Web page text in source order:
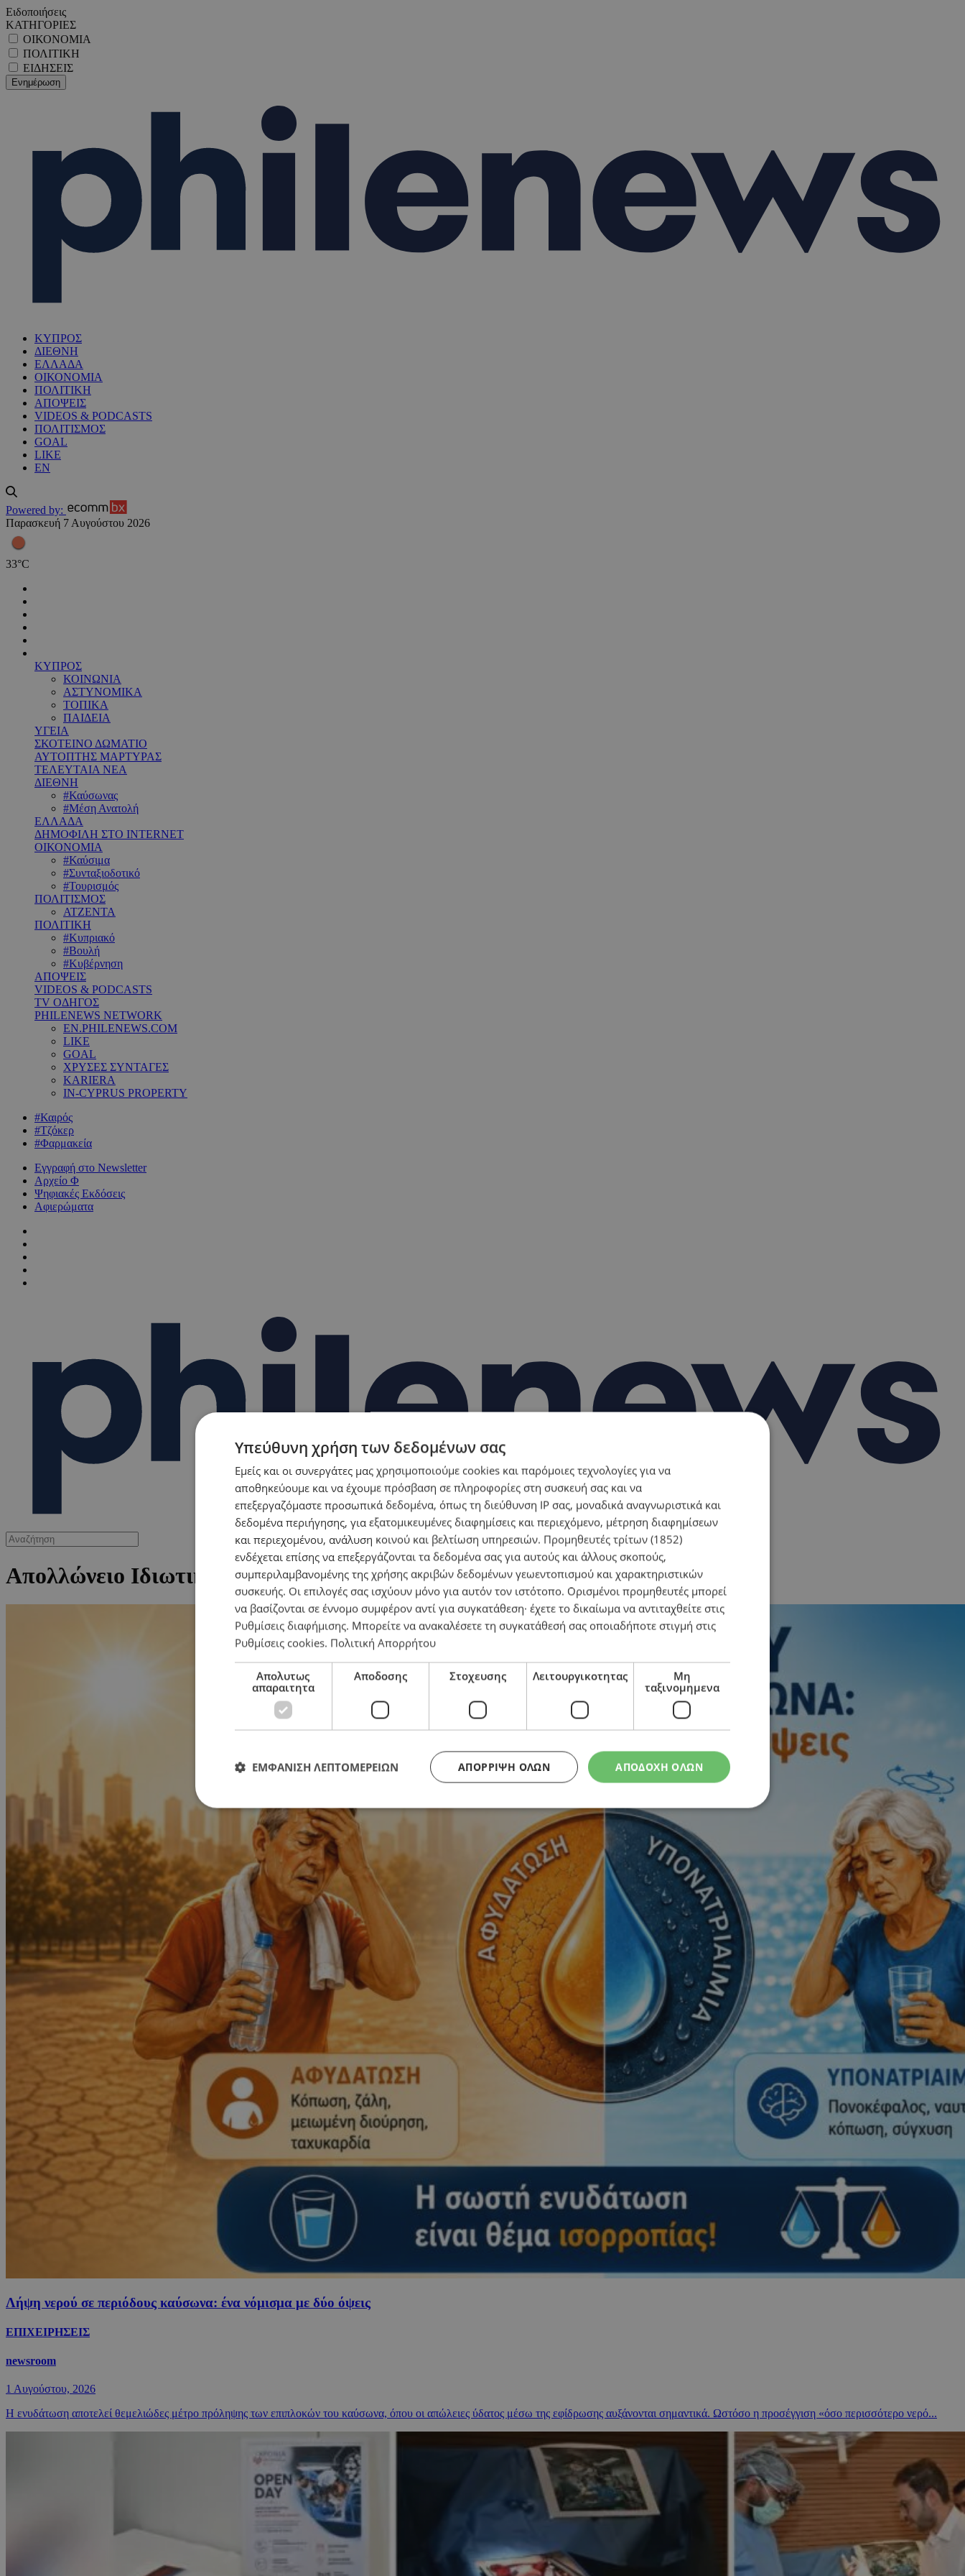
Ειδοποιήσεις
ΚΑΤΗΓΟΡΙΕΣ
ΟΙΚΟΝΟΜΙΑ
ΠΟΛΙΤΙΚΗ
ΕΙΔΗΣΕΙΣ
ΚΥΠΡΟΣ
ΔΙΕΘΝΗ
ΕΛΛΑΔΑ
ΟΙΚΟΝΟΜΙΑ
ΠΟΛΙΤΙΚΗ
ΑΠΟΨΕΙΣ
VIDEOS & PODCASTS
ΠΟΛΙΤΙΣΜΟΣ
GOAL
LIKE
EN
Powered by:
Παρασκευή 7 Αυγούστου 2026
33°C
ΚΥΠΡΟΣ
ΚΟΙΝΩΝΙΑ
ΑΣΤΥΝΟΜΙΚΑ
ΤΟΠΙΚΑ
ΠΑΙΔΕΙΑ
ΥΓΕΙΑ
ΣΚΟΤΕΙΝΟ ΔΩΜΑΤΙΟ
ΑΥΤΟΠΤΗΣ ΜΑΡΤΥΡΑΣ
ΤΕΛΕΥΤΑΙΑ ΝΕΑ
ΔΙΕΘΝΗ
#Καύσωνας
#Μέση Ανατολή
ΕΛΛΑΔΑ
ΔΗΜΟΦΙΛΗ ΣΤΟ INTERNET
ΟΙΚΟΝΟΜΙΑ
#Καύσιμα
#Συνταξιοδοτικό
#Τουρισμός
ΠΟΛΙΤΙΣΜΟΣ
ΑΤΖΕΝΤΑ
ΠΟΛΙΤΙΚΗ
#Κυπριακό
#Βουλή
#Κυβέρνηση
ΑΠΟΨΕΙΣ
VIDEOS & PODCASTS
TV ΟΔΗΓΟΣ
PHILENEWS NETWORK
EN.PHILENEWS.COM
LIKE
GOAL
ΧΡΥΣΕΣ ΣΥΝΤΑΓΕΣ
KARIERA
IN-CYPRUS PROPERTY
#Καιρός
#Τζόκερ
#Φαρμακεία
Εγγραφή στο Newsletter
Αρχείο Φ
Ψηφιακές Εκδόσεις
Αφιερώματα
Απολλώνειο Ιδιωτικό Νοσοκομείο
Λήψη νερού σε περιόδους καύσωνα: ένα νόμισμα με δύο όψεις
ΕΠΙΧΕΙΡΗΣΕΙΣ
newsroom
1 Αυγούστου, 2026
Η ενυδάτωση αποτελεί θεμελιώδες μέτρο πρόληψης των επιπλοκών του καύσωνα, όπου οι απώλειες ύδατος μέσω της εφίδρωσης αυξάνονται σημαντικά. Ωστόσο η προσέγγιση «όσο περισσότερο νερό...
Υπεύθυνη χρήση των δεδομένων σας
Εμείς και οι συνεργάτες μας χρησιμοποιούμε cookies και παρόμοιες τεχνολογίες για να
αποθηκεύουμε και να έχουμε πρόσβαση σε πληροφορίες στη συσκευή σας και να
επεξεργαζόμαστε προσωπικά δεδομένα, όπως τη διεύθυνση IP σας, μοναδικά αναγνωριστικά και
δεδομένα περιήγησης, για εξατομικευμένες διαφημίσεις και περιεχόμενο, μέτρηση διαφημίσεων
και περιεχομένου, ανάλυση κοινού και βελτίωση υπηρεσιών. Προμηθευτές τρίτων (1852)
ενδέχεται επίσης να επεξεργάζονται τα δεδομένα σας για αυτούς και άλλους σκοπούς,
συμπεριλαμβανομένης της χρήσης ακριβών δεδομένων γεωεντοπισμού και χαρακτηριστικών
συσκευής. Οι επιλογές σας ισχύουν μόνο για αυτόν τον ιστότοπο. Ορισμένοι προμηθευτές μπορεί
να βασίζονται σε έννομο συμφέρον αντί για συγκατάθεση· έχετε το δικαίωμα να αντιταχθείτε στις
Ρυθμίσεις διαφήμισης. Μπορείτε να ανακαλέσετε τη συγκατάθεσή σας οποιαδήποτε στιγμή στις
Ρυθμίσεις cookies. Πολιτική Απορρήτου
Απολυτως
απαραιτητα
Αποδοσης Στοχευσης Λειτουργικοτητας
Μη
ταξινομημενα
ΑΠΟΔΟΧΗ ΟΛΩΝ
ΑΠΌΡΡΙΨΗ ΌΛΩΝ
ΕΜΦΑΝΙΣΗ ΛΕΠΤΟΜΕΡΕΙΩΝ